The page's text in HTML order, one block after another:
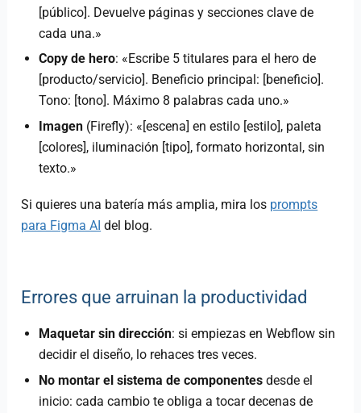
[público]. Devuelve páginas y secciones clave de
cada una.»
Copy de hero: «Escribe 5 titulares para el hero de
[producto/servicio]. Beneficio principal: [beneficio].
Tono: [tono]. Máximo 8 palabras cada uno.»
Imagen (Firefly): «[escena] en estilo [estilo], paleta
[colores], iluminación [tipo], formato horizontal, sin
texto.»
Si quieres una batería más amplia, mira los prompts
para Figma AI del blog.
Errores que arruinan la productividad
Maquetar sin dirección: si empiezas en Webflow sin
decidir el diseño, lo rehaces tres veces.
No montar el sistema de componentes desde el
inicio: cada cambio te obliga a tocar decenas de